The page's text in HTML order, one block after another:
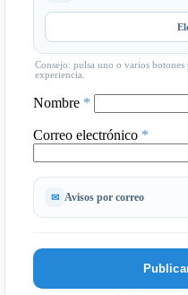
Consejo: pulsa uno o varios
experiencia.
Nombre *
Correo electrónico *
Avisos por correo